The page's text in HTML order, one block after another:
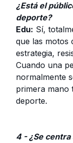
¿Está el
deporte?
Edu: Sí,
que las motos
estrategia,
Cuando una
normalmente
primera mano
deporte.
4 - ¿Se